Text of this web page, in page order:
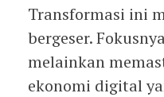
Transformasi ini
bergeser.
melainkan
ekonomi digital